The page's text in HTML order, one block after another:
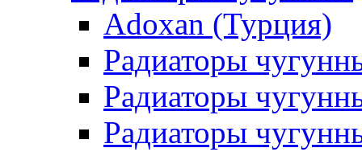
Adoxan (Турция)
Радиаторы
Радиаторы
Радиаторы